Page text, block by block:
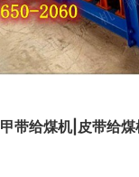
甲带给煤机| 皮带给煤